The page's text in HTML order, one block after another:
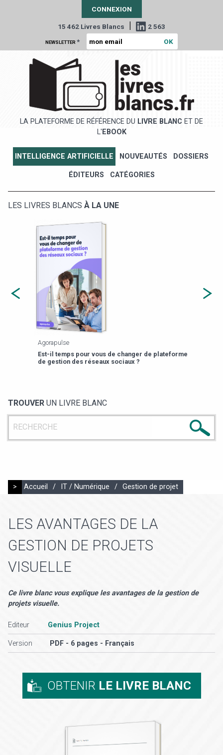
CONNEXION
15 462 Livres Blancs | 2 563
NEWSLETTER *
LA PLATEFORME DE RÉFÉRENCE DU LIVRE BLANC ET DE
L' EBOOK
INTELLIGENCE ARTIFICIELLE NOUVEAUTÉS DOSSIERS
ÉDITEURS CATÉGORIES
LES LIVRES BLANCS À LA UNE
Agorapulse
Est-il temps pour vous de changer de plateforme
de gestion des réseaux sociaux ?
TROUVER UN LIVRE BLANC
> Accueil / IT / Numérique / Gestion de projet
LES AVANTAGES DE LA
GESTION DE PROJETS
VISUELLE
Ce livre blanc vous explique les avantages de la gestion de
projets visuelle.
Editeur Genius Project
Version PDF - 6 pages - Français
OBTENIR LE LIVRE BLANC